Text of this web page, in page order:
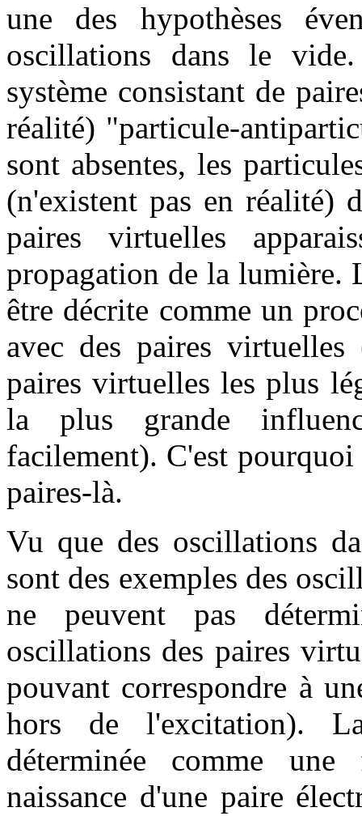
une des hypothèses
oscillations dans le
système consistant de
réalité) "particule-
sont absentes, les
(n'existent pas en réalité)
paires virtuelles
propagation de la lumière.
être décrite comme un
avec des paires
paires virtuelles les plus
la plus grande
facilement). C'est
paires-là.
Vu que des oscillations
sont des exemples des
ne peuvent pas
oscillations des paires
pouvant correspondre à
hors de l'excitation).
déterminée comme une
naissance d'une paire